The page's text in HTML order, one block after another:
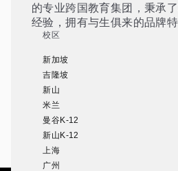
的专业跨国教育集团，秉承
经验，拥有与生俱来的品牌特
校区
新加坡
吉隆坡
新山
米兰
曼谷K-12
新山K-12
上海
广州